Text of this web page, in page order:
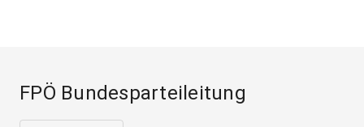
FPÖ Bundesparteileitung